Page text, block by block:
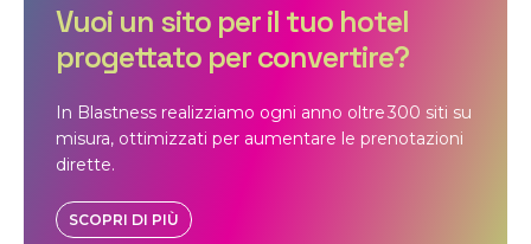
Vuoi un sito per il tuo hotel
progettato per convertire?
In Blastness realizziamo ogni anno oltre 300 siti su
misura, ottimizzati per aumentare le prenotazioni
dirette.
SCOPRI DI PIÙ